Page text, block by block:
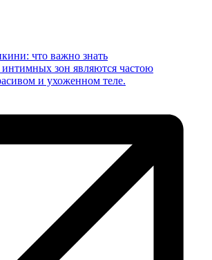
что важно знать
зон являются частою
и ухоженном теле.